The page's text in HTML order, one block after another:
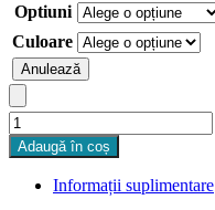
Optiuni
Culoare
Anulează
Cantitate
Pulover
de
Craciun
SHIMAS
Adaugă în coș
Informații suplimentare